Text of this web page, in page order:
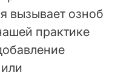
вызывает озноб
практике